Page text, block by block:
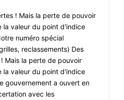
! Mais la perte de pouvoir
la valeur du point d'indice
numéro spécial
reclassements) Des
Mais la perte de pouvoir
la valeur du point d'indice
gouvernement a ouvert en
avec les